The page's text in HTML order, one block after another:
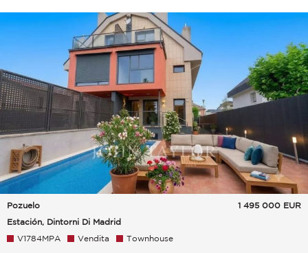
Pozuelo
Estación, Dintorni Di Madrid
1 495 000 EUR
V1784MPA Vendita Townhouse